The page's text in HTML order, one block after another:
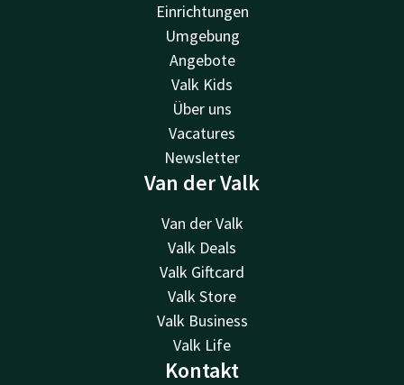
Einrichtungen
Umgebung
Angebote
Valk Kids
Über uns
Vacatures
Newsletter
Van der Valk
Van der Valk
Valk Deals
Valk Giftcard
Valk Store
Valk Business
Valk Life
Kontakt